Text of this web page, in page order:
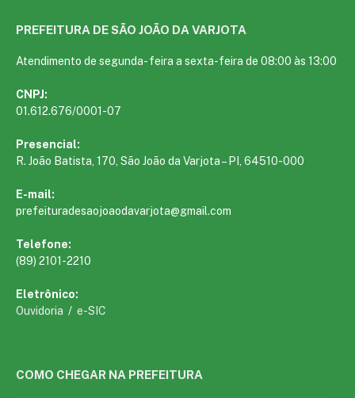
PREFEITURA DE SÃO JOÃO DA VARJOTA
Atendimento de segunda- feira a sexta-feira de 08:00 às 13:00
CNPJ:
01.612.676/0001-07
Presencial:
R. João Batista, 170, São João da Varjota – PI, 64510-000
E-mail:
prefeituradesaojoaodavarjota@gmail.com
Telefone:
(89) 2101-2210
Eletrônico:
Ouvidoria / e-SIC
COMO CHEGAR NA PREFEITURA